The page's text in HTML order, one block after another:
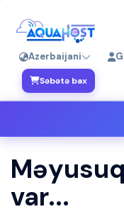
Azerbaijani
Səbətə bax
var...